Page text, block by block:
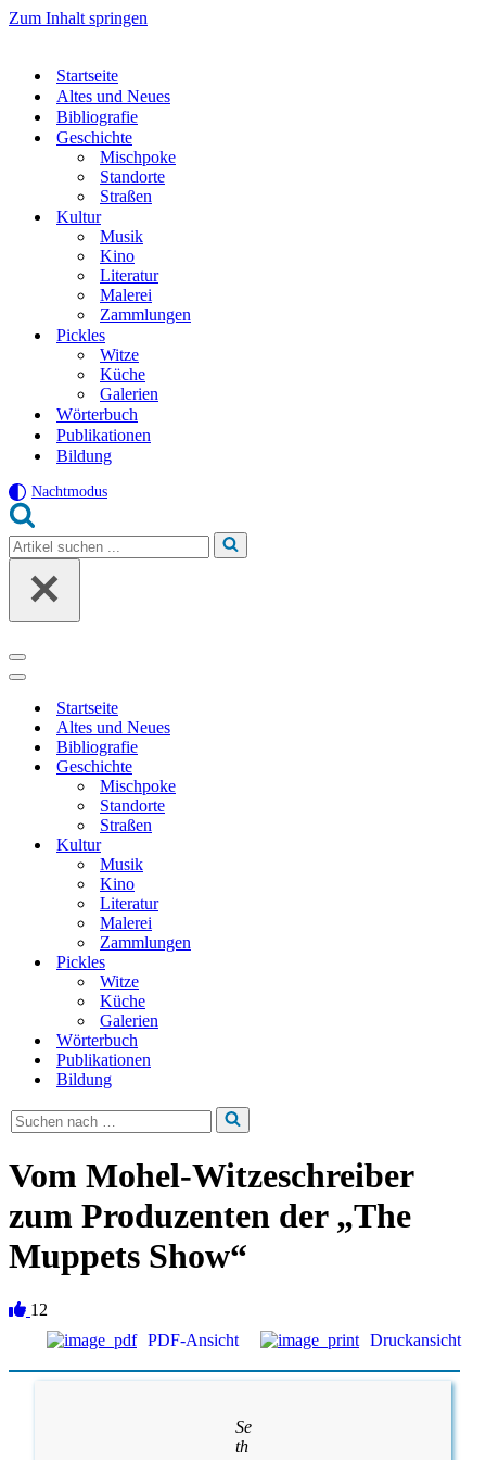
Zum Inhalt springen
Startseite
Altes und Neues
Bibliografie
Geschichte
Mischpoke
Standorte
Straßen
Kultur
Musik
Kino
Literatur
Malerei
Zammlungen
Pickles
Witze
Küche
Galerien
Wörterbuch
Publikationen
Bildung
Nachtmodus
Suchen
nach …
Navigationsmenü
Navigationsmenü
Startseite
Altes und Neues
Bibliografie
Geschichte
Mischpoke
Standorte
Straßen
Kultur
Musik
Kino
Literatur
Malerei
Zammlungen
Pickles
Witze
Küche
Galerien
Wörterbuch
Publikationen
Bildung
Suchen
nach …
Vom Mohel-Witzeschreiber
zum Produzenten der „The
Muppets Show“
12
PDF-Ansicht
Druckansicht
Se
th